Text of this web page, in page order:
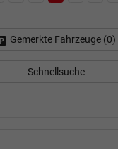
Gemerkte Fahrzeuge (0)
Schnellsuche